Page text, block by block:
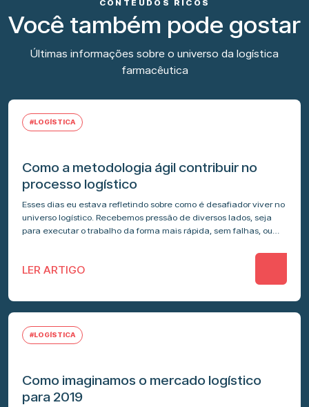
CONTEÚDOS RICOS
Você também pode gostar
Últimas informações sobre o universo da logística
farmacêutica
#LOGÍSTICA
Como a metodologia ágil contribuir no
processo logístico
Esses dias eu estava refletindo sobre como é desafiador viver no
universo logístico. Recebemos pressão de diversos lados, seja
para executar o trabalho da forma mais rápida, sem falhas, ou…
LER ARTIGO
#LOGÍSTICA
Como imaginamos o mercado logístico
para 2019